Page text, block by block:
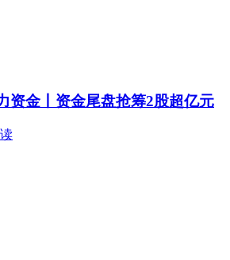
资金丨资金尾盘抢筹2股超亿元